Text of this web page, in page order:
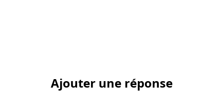
Ajouter une réponse